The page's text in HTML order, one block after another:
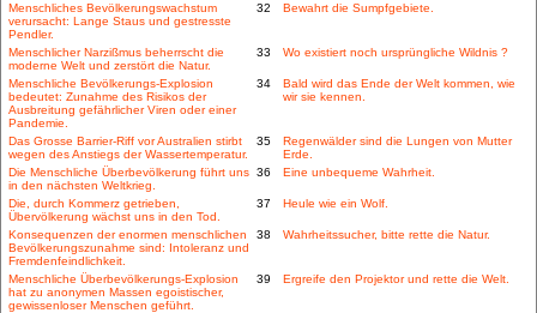
Menschliches Bevölkerungswachstum
verursacht: Lange Staus und gestresste
Pendler.
32 Bewahrt die Sumpfgebiete.
Menschlicher Narzißmus beherrscht die
moderne Welt und zerstört die Natur.
33 Wo existiert noch ursprüngliche Wildnis ?
Menschliche Bevölkerungs-Explosion
bedeutet: Zunahme des Risikos der
Ausbreitung gefährlicher Viren oder einer
Pandemie.
34
Bald wird das Ende der Welt kommen, wie
wir sie kennen.
Das Grosse Barrier-Riff vor Australien stirbt
wegen des Anstiegs der Wassertemperatur.
35
Regenwälder sind die Lungen von Mutter
Erde.
Die Menschliche Überbevölkerung führt uns
in den nächsten Weltkrieg.
36 Eine unbequeme Wahrheit.
Die, durch Kommerz getrieben,
Übervölkerung wächst uns in den Tod.
37 Heule wie ein Wolf.
Konsequenzen der enormen menschlichen
Bevölkerungszunahme sind: Intoleranz und
Fremdenfeindlichkeit.
38 Wahrheitssucher, bitte rette die Natur.
Menschliche Überbevölkerungs-Explosion
hat zu anonymen Massen egoistischer,
gewissenloser Menschen geführt.
39 Ergreife den Projektor und rette die Welt.